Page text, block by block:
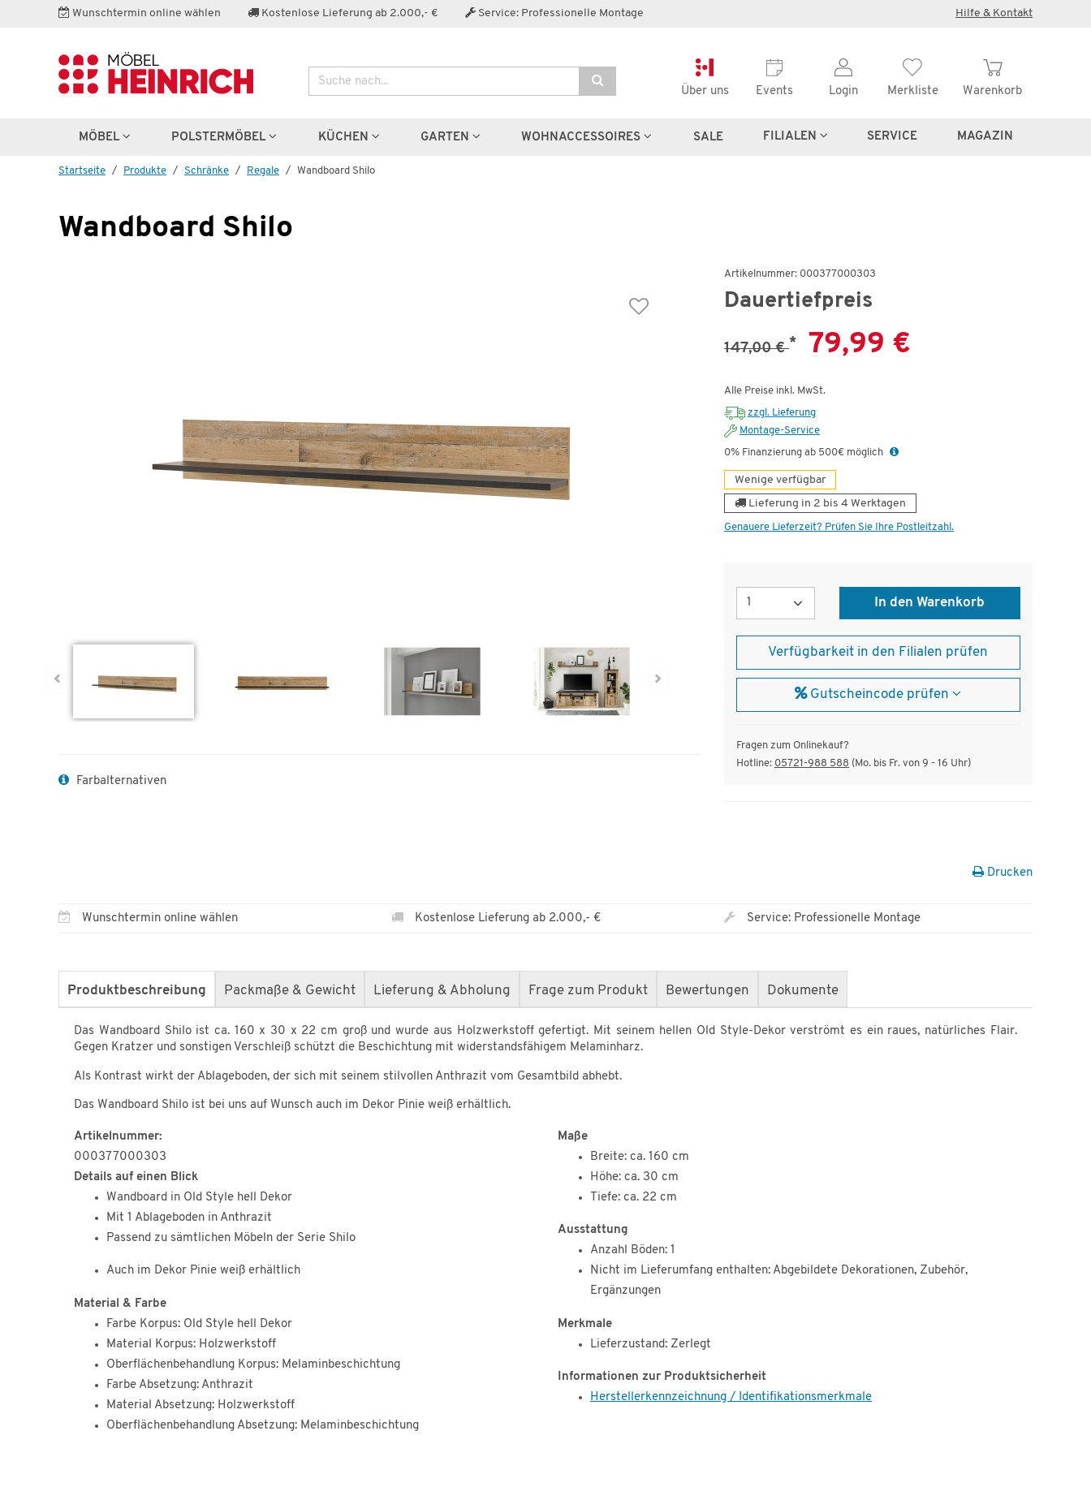
Wunschtermin online wählen Kostenlose Lieferung ab 2.000,- € Service: Professionelle Montage Hilfe & Kontakt
Suche
Über uns Events Login Merkliste Warenkorb
MÖBEL POLSTERMÖBEL KÜCHEN GARTEN WOHNACCESSOIRES SALE FILIALEN SERVICE MAGAZIN
Startseite Produkte Schränke Regale Wandboard Shilo
Wandboard Shilo
Farbalternativen
Artikelnummer: 000377000303
Dauertiefpreis
147,00 €* 79,99 €
Alle Preise inkl. MwSt.
zzgl. Lieferung
Montage-Service
0% Finanzierung ab 500€ möglich
Wenige verfügbar
Lieferung in 2 bis 4 Werktagen
Genauere Lieferzeit? Prüfen Sie Ihre Postleitzahl.
Menge
In den Warenkorb
Der Artikel wurde in den Warenkorb gelegt:
Dauertiefpreis - unschlagbar günstig!
Wenige verfügbar
Dauertiefpreis - unschlagbar günstig!
Verfügbarkeit in den Filialen prüfen
Gutscheincode prüfen
Fragen zum Onlinekauf?
Hotline: 05721-988 588 (Mo. bis Fr. von 9 - 16 Uhr)
Drucken
Wunschtermin online wählen Kostenlose Lieferung ab 2.000,- € Service: Professionelle Montage
Produktbeschreibung Packmaße & Gewicht Lieferung & Abholung Frage zum Produkt Bewertungen Dokumente
Das Wandboard Shilo ist ca. 160 x 30 x 22 cm groß und wurde aus Holzwerkstoff gefertigt. Mit seinem hellen Old Style-Dekor verströmt es ein raues, natürliches Flair.
Gegen Kratzer und sonstigen Verschleiß schützt die Beschichtung mit widerstandsfähigem Melaminharz.
Als Kontrast wirkt der Ablageboden, der sich mit seinem stilvollen Anthrazit vom Gesamtbild abhebt.
Das Wandboard Shilo ist bei uns auf Wunsch auch im Dekor Pinie weiß erhältlich.
Artikelnummer:
000377000303
Details auf einen Blick
Wandboard in Old Style hell Dekor
Mit 1 Ablageboden in Anthrazit
Passend zu sämtlichen Möbeln der Serie Shilo
Auch im Dekor Pinie weiß erhältlich
Material & Farbe
Farbe Korpus: Old Style hell Dekor
Material Korpus: Holzwerkstoff
Oberflächenbehandlung Korpus: Melaminbeschichtung
Farbe Absetzung: Anthrazit
Material Absetzung: Holzwerkstoff
Oberflächenbehandlung Absetzung: Melaminbeschichtung
Maße
Breite: ca. 160 cm
Höhe: ca. 30 cm
Tiefe: ca. 22 cm
Ausstattung
Anzahl Böden: 1
Nicht im Lieferumfang enthalten: Abgebildete Dekorationen, Zubehör,
Ergänzungen
Merkmale
Lieferzustand: Zerlegt
Informationen zur Produktsicherheit
Herstellerkennzeichnung / Identifikationsmerkmale